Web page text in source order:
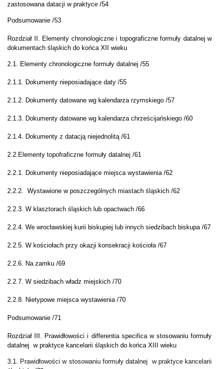
zastosowana datacji w praktyce /54
Podsumowanie /53
Rozdział II. Elementy chronologiczne i topograficzne formuły datalnej w
dokumentach śląskich do końca XII wieku
2.1. Elementy chronologiczne formuły datalnej /55
2.1.1. Dokumenty nieposiadające daty /55
2.1.2. Dokumenty datowane wg kalendarza rzymskiego /57
2.1.3. Dokumenty datowane wg kalendarza chrześcijańskiego /60
2.1.4. Dokumenty z datacją niejednolitą /61
2.2.Elementy topofraficzne formuły datalnej /61
2.2.1. Dokumenty nieposiadające miejsca wystawienia /62
2.2.2. Wystawione w poszczególnych miastach śląskich /62
2.2.3. W klasztorach śląskich lub opactwach /66
2.2.4. We wrocławskiej kurii biskupiej lub innych siedzibach biskupa /67
2.2.5. W kościołach przy okazji konsekracji kościoła /67
2.2.6. Na zamku /69
2.2.7. W siedzibach władz miejskich /70
2.2.8. Nietypowe miejsca wystawienia /70
Podsumowanie /71
Rozdział III. Prawidłowości i differentia specifica w stosowaniu formuły
datalnej w praktyce kancelarii śląskich do końca XIII wieku
3.1. Prawidłowości w stosowaniu formuły datalnej w praktyce kancelarii